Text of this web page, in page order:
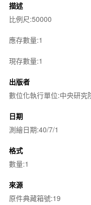
描述
比例尺:50000
應存數量:1
現存數量:1
出版者
數位化執行單位:中央研究
日期
測繪日期:40/7/1
格式
數量:1
來源
原件典藏箱號:19